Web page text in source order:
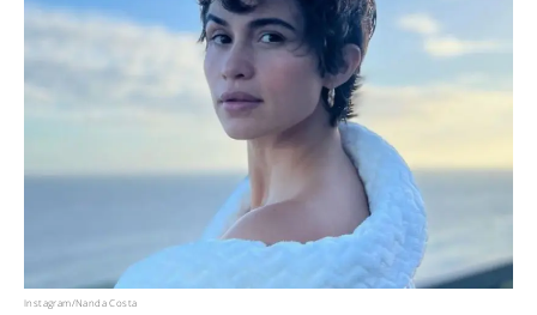
Instagram/Nanda Costa